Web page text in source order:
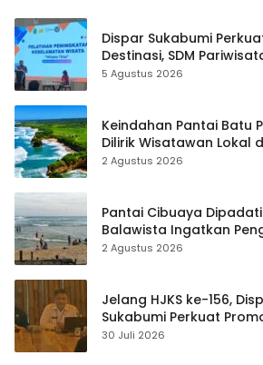
Dispar Sukabumi
Destinasi, SDM
hingga Teknik Evakuasi
5 Agustus 2026
Keindahan Pantai Batu
Dilirik Wisatawan Lokal
2 Agustus 2026
Pantai Cibuaya
Balawista Ingatkan
Waspada
2 Agustus 2026
Jelang HJKS ke-156,
Sukabumi Perkuat
Publikasi Digital
30 Juli 2026